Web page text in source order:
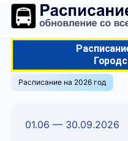
Расписание на 2026 год
01.06 — 30.09.2026